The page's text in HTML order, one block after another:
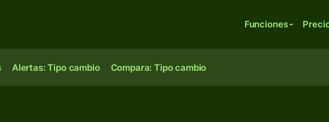
Funciones
Alertas: Tipo cambio Compara: Tipo cambio